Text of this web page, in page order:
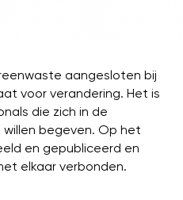
aangesloten bij
voor verandering. Het is
die zich in de
begeven. Op het
en gepubliceerd en
elkaar verbonden.